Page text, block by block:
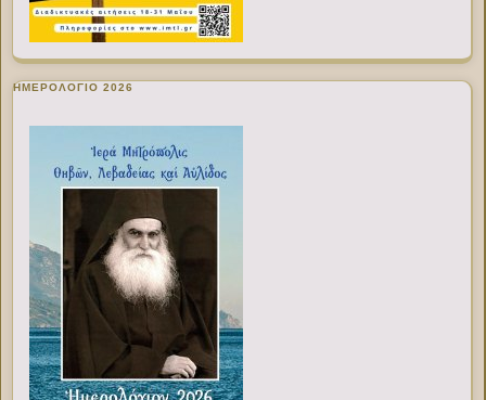
ΗΜΕΡΟΛΟΓΙΟ 2026